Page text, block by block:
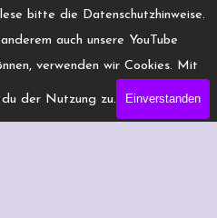
bitte die Datenschutzhinweise.
auch unsere YouTube
verwenden wir Cookies. Mit
der Nutzung zu. Einverstanden